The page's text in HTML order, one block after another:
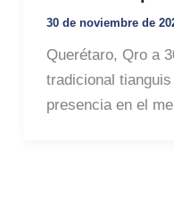
30 de noviembre de
Querétaro, Qro a
tradicional
presencia en el